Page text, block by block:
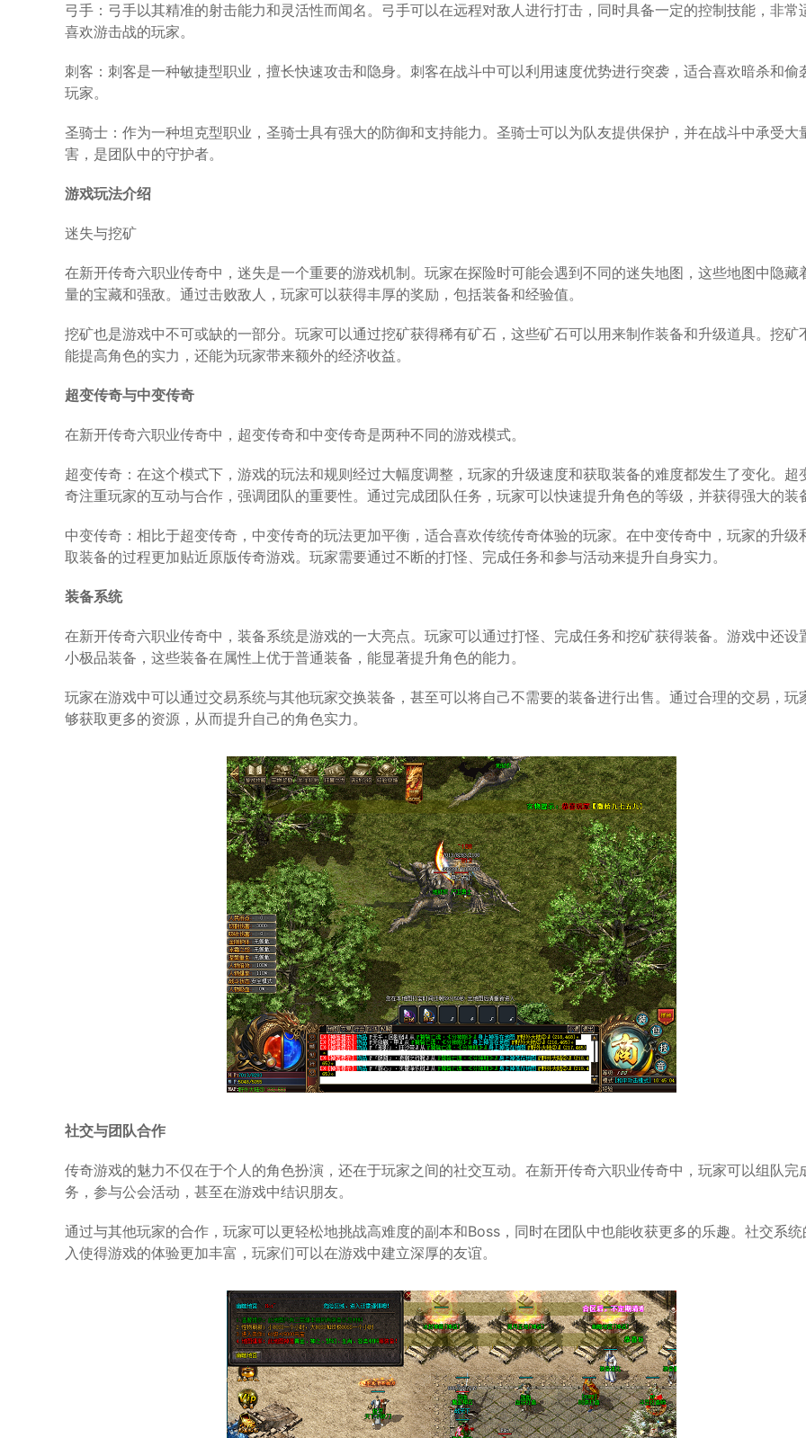
弓手：弓手以其精准的射击能力和灵活性而闻名。弓手可以在远程对敌人进行打击，同时具备一定的控制技能，非常
喜欢游击战的玩家。
刺客：刺客是一种敏捷型职业，擅长快速攻击和隐身。刺客在战斗中可以利用速度优势进行突袭，适合喜欢暗杀和偷
玩家。
圣骑士：作为一种坦克型职业，圣骑士具有强大的防御和支持能力。圣骑士可以为队友提供保护，并在战斗中承受大
害，是团队中的守护者。
游戏玩法介绍
迷失与挖矿
在新开传奇六职业传奇中，迷失是一个重要的游戏机制。玩家在探险时可能会遇到不同的迷失地图，这些地图中隐藏
量的宝藏和强敌。通过击败敌人，玩家可以获得丰厚的奖励，包括装备和经验值。
挖矿也是游戏中不可或缺的一部分。玩家可以通过挖矿获得稀有矿石，这些矿石可以用来制作装备和升级道具。挖矿
能提高角色的实力，还能为玩家带来额外的经济收益。
超变传奇与中变传奇
在新开传奇六职业传奇中，超变传奇和中变传奇是两种不同的游戏模式。
超变传奇：在这个模式下，游戏的玩法和规则经过大幅度调整，玩家的升级速度和获取装备的难度都发生了变化。超
奇注重玩家的互动与合作，强调团队的重要性。通过完成团队任务，玩家可以快速提升角色的等级，并获得强大的装
中变传奇：相比于超变传奇，中变传奇的玩法更加平衡，适合喜欢传统传奇体验的玩家。在中变传奇中，玩家的升级
取装备的过程更加贴近原版传奇游戏。玩家需要通过不断的打怪、完成任务和参与活动来提升自身实力。
装备系统
在新开传奇六职业传奇中，装备系统是游戏的一大亮点。玩家可以通过打怪、完成任务和挖矿获得装备。游戏中还设
小极品装备，这些装备在属性上优于普通装备，能显著提升角色的能力。
玩家在游戏中可以通过交易系统与其他玩家交换装备，甚至可以将自己不需要的装备进行出售。通过合理的交易，玩
够获取更多的资源，从而提升自己的角色实力。
社交与团队合作
传奇游戏的魅力不仅在于个人的角色扮演，还在于玩家之间的社交互动。在新开传奇六职业传奇中，玩家可以组队完
务，参与公会活动，甚至在游戏中结识朋友。
通过与其他玩家的合作，玩家可以更轻松地挑战高难度的副本和Boss，同时在团队中也能收获更多的乐趣。社交系统
入使得游戏的体验更加丰富，玩家们可以在游戏中建立深厚的友谊。